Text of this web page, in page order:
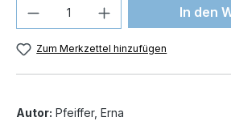
Produkt Anzahl: GibIn den
Zum Merkzettel hinzufügen
Autor: Pfeiffer, Erna